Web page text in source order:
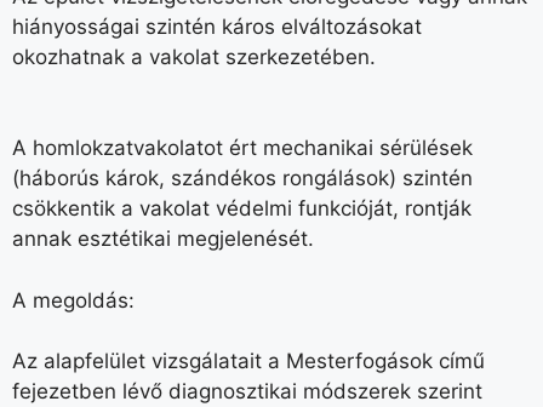
hiányosságai szintén káros elváltozásokat
okozhatnak a vakolat szerkezetében.
A homlokzatvakolatot ért mechanikai sérülések
(háborús károk, szándékos rongálások) szintén
csökkentik a vakolat védelmi funkcióját, rontják
annak esztétikai megjelenését.
A megoldás:
Az alapfelület vizsgálatait a Mesterfogások című
fejezetben lévő diagnosztikai módszerek szerint